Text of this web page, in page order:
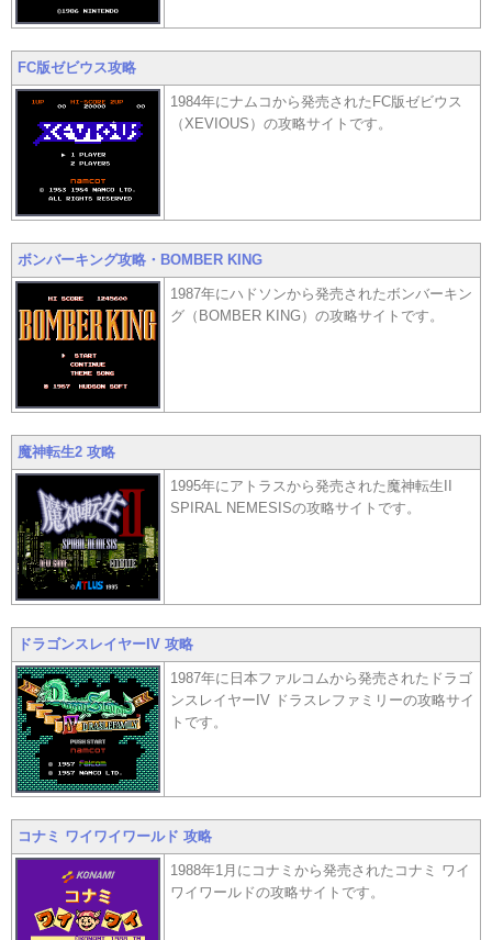
FC版ゼビウス攻略
1984年にナムコから発売されたFC版ゼビウス
（XEVIOUS）の攻略サイトです。
ボンバーキング攻略・BOMBER KING
1987年にハドソンから発売されたボンバーキン
グ（BOMBER KING）の攻略サイトです。
魔神転生2 攻略
1995年にアトラスから発売された魔神転生II
SPIRAL NEMESISの攻略サイトです。
ドラゴンスレイヤーIV 攻略
1987年に日本ファルコムから発売されたドラゴ
ンスレイヤーIV ドラスレファミリーの攻略サイ
トです。
コナミ ワイワイワールド 攻略
1988年1月にコナミから発売されたコナミ ワイ
ワイワールドの攻略サイトです。